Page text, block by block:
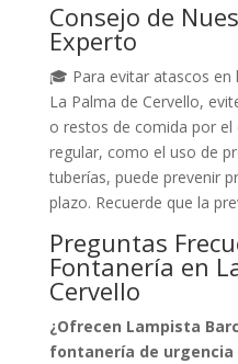
Consejo de
Experto
🎓 Para evitar atascos en
La Palma de Cervello,
o restos de comida por
regular, como el uso de
tuberías, puede prevenir
plazo. Recuerde que la
Preguntas
Fontanería en
Cervello
¿Ofrecen Lampista
fontanería de urgencia